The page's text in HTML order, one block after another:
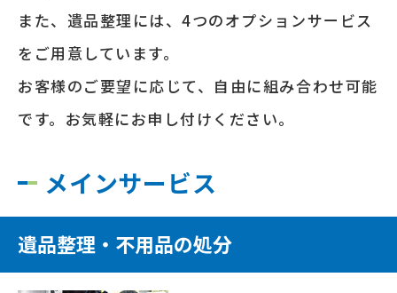
また、遺品整理には、4つのオプションサービス
をご用意しています。
お客様のご要望に応じて、自由に組み合わせ可能
です。お気軽にお申し付けください。
メインサービス
遺品整理・不用品の処分